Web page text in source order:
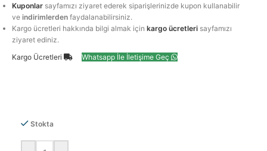
Kuponlar sayfamızı ziyaret ederek siparişlerinizde kupon kullanabilir
veindirimlerden faydalanabilirsiniz.
Kargo ücretleri hakkında bilgi almak içinkargo ücretleri sayfamızı
ziyaret ediniz.
Kargo Ücretleri
Whatsapp İle İletişime Geç
Stokta